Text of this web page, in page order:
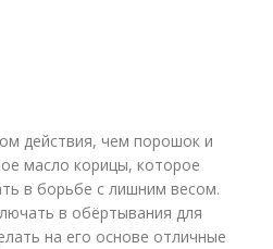
действия, чем порошок и
масло корицы, которое
в борьбе с лишним весом.
в обёртывания для
на его основе отличные